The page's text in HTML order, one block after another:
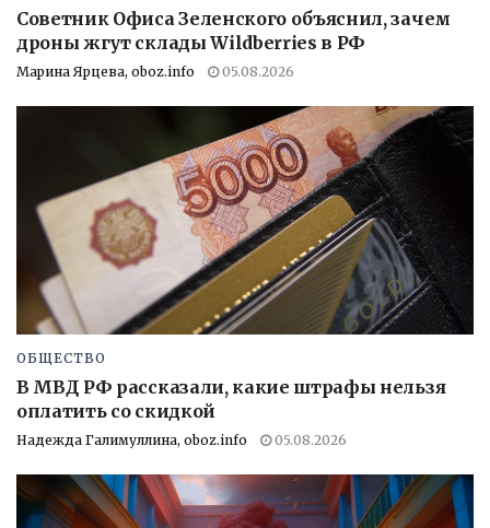
Советник Офиса Зеленского объяснил, зачем
дроны жгут склады Wildberries в РФ
Марина Ярцева, oboz.info 05.08.2026
ОБЩЕСТВО
В МВД РФ рассказали, какие штрафы нельзя
оплатить со скидкой
Надежда Галимуллина, oboz.info 05.08.2026